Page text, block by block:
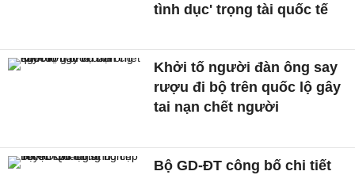
tình dục' trọng tài quốc tế
Khởi tố người đàn ông say
rượu đi bộ trên quốc lộ gây
tai nạn chết người
Bộ GD-ĐT công bố chi tiết